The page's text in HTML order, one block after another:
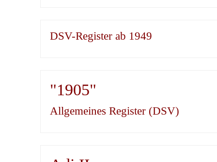
DSV-Register ab 1949
"1905"
Allgemeines Register (DSV)